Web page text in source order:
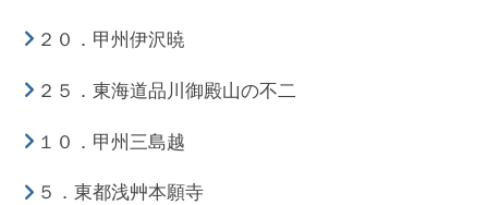
２０．甲州伊沢暁
２５．東海道品川御殿山の不二
１０．甲州三島越
５．東都浅艸本願寺